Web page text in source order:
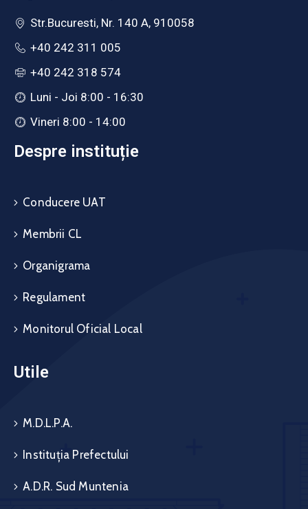
Str.Bucuresti, Nr. 140 A, 910058
+40 242 311 005
+40 242 318 574
Luni - Joi 8:00 - 16:30
Vineri 8:00 - 14:00
Despre instituție
Conducere UAT
Membrii CL
Organigrama
Regulament
Monitorul Oficial Local
Utile
M.D.L.P.A.
Instituția Prefectului
A.D.R. Sud Muntenia